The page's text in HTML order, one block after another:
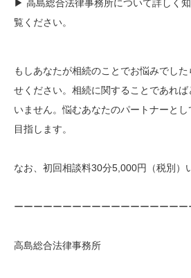
▶︎ 高島総合法律事務所について詳しく
覧ください。
もしあなたが相続のことでお悩みでし
せください。相続に関することであれ
いません。悩むあなたのパートナーと
目指します。
なお、初回相談料30分5,000円（税別）
ーーーーーーーーーーーーーーーーーー
高島総合法律事務所